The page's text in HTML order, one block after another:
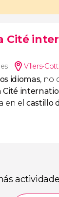
Cité
Villers-
idiomas, no
Cité
en elcastillo